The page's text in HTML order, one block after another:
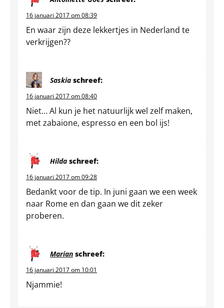
16 januari 2017 om 08:39
En waar zijn deze lekkertjes in Nederland te
verkrijgen??
Saskia schreef:
16 januari 2017 om 08:40
Niet… Al kun je het natuurlijk wel zelf maken,
met zabaione, espresso en een bol ijs!
Hilda schreef:
16 januari 2017 om 09:28
Bedankt voor de tip. In juni gaan we een week
naar Rome en dan gaan we dit zeker
proberen.
Marian schreef:
16 januari 2017 om 10:01
Njammie!